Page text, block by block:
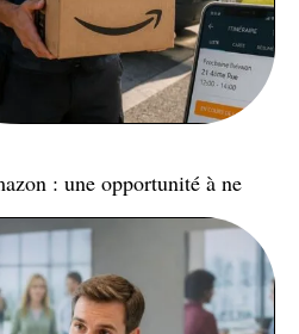
: une opportunité à ne